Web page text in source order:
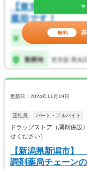
更新日：2024年11月19日
正社員 パート・アルバイト
ドラッグストア（調剤併
せください）
【新潟県新潟市】
調剤薬局チェーン